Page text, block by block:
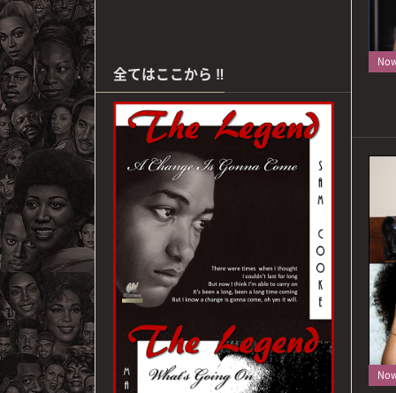
全てはここから ‼